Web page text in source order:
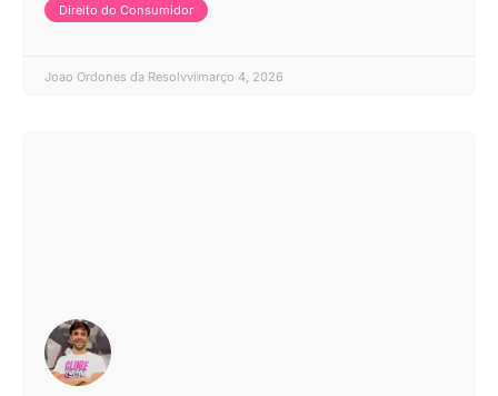
Direito do Consumidor
Joao Ordones da Resolvvi março 4, 2026